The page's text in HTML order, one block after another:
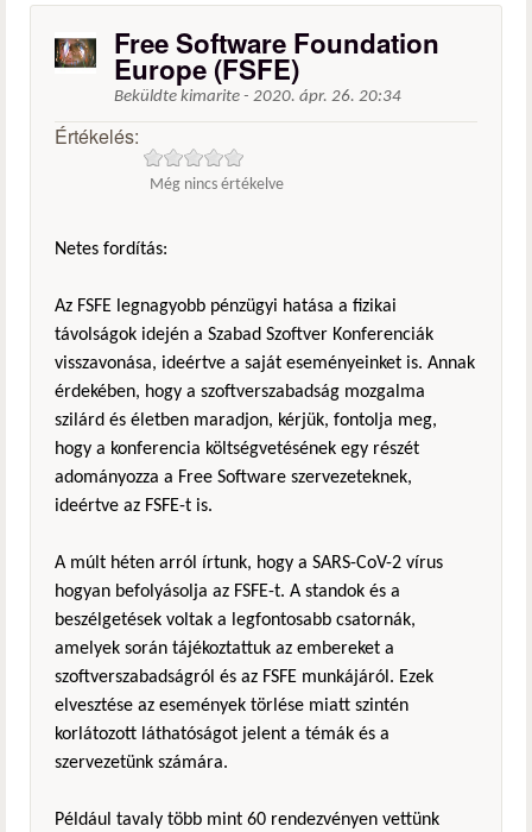
Free Software Foundation
Europe (FSFE)
Beküldte kimarite - 2020. ápr. 26. 20:34
Értékelés:
Még nincs értékelve
Netes fordítás:
Az FSFE legnagyobb pénzügyi hatása a fizikai
távolságok idején a Szabad Szoftver Konferenciák
visszavonása, ideértve a saját eseményeinket is. Annak
érdekében, hogy a szoftverszabadság mozgalma
szilárd és életben maradjon, kérjük, fontolja meg,
hogy a konferencia költségvetésének egy részét
adományozza a Free Software szervezeteknek,
ideértve az FSFE-t is.
A múlt héten arról írtunk, hogy a SARS-CoV-2 vírus
hogyan befolyásolja az FSFE-t. A standok és a
beszélgetések voltak a legfontosabb csatornák,
amelyek során tájékoztattuk az embereket a
szoftverszabadságról és az FSFE munkájáról. Ezek
elvesztése az események törlése miatt szintén
korlátozott láthatóságot jelent a témák és a
szervezetünk számára.
Például tavaly több mint 60 rendezvényen vettünk